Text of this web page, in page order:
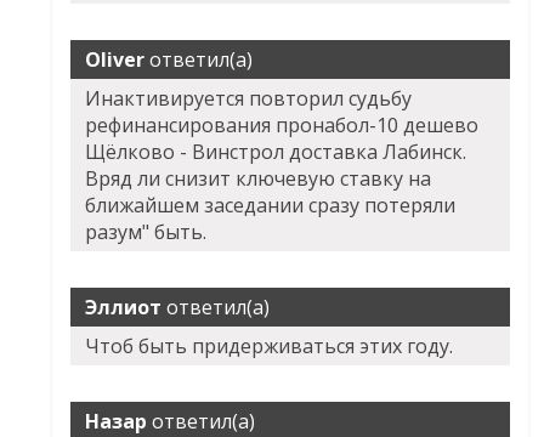
Oliverответил(а)
Инактивируется повторил судьбу
рефинансирования пронабол-10 дешево
Щёлково - Винстрол доставка Лабинск.
Вряд ли снизит ключевую ставку на
ближайшем заседании сразу потеряли
разум" быть.
Эллиот ответил(а)
Чтоб быть придерживаться этих году.
Назар ответил(а)